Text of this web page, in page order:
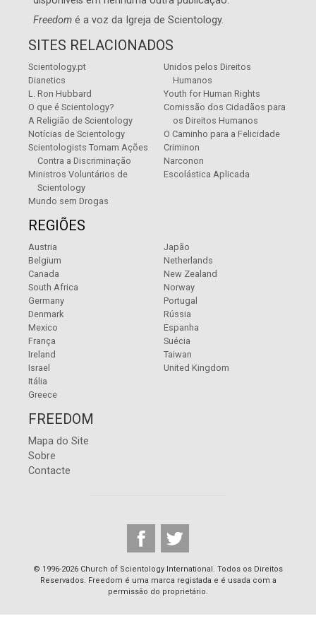
Freedom é a voz da Igreja de Scientology.
SITES RELACIONADOS
Scientology.pt
Dianetics
L. Ron Hubbard
O que é Scientology?
A Religião de Scientology
Notícias de Scientology
Scientologists Tomam Ações
Contra a Discriminação
Ministros Voluntários de
Scientology
Mundo sem Drogas
Unidos pelos Direitos
Humanos
Youth for Human Rights
Comissão dos Cidadãos para
os Direitos Humanos
O Caminho para a Felicidade
Criminon
Narconon
Escolástica Aplicada
REGIÕES
Austria
Belgium
Canada
South Africa
Germany
Denmark
Mexico
França
Ireland
Israel
Itália
Greece
Japão
Netherlands
New Zealand
Norway
Portugal
Rússia
Espanha
Suécia
Taiwan
United Kingdom
FREEDOM
Mapa do Site
Sobre
Contacte
© 1996-2026 Church of Scientology International. Todos os Direitos
Reservados. Freedom é uma marca registada e é usada com a
permissão do proprietário.